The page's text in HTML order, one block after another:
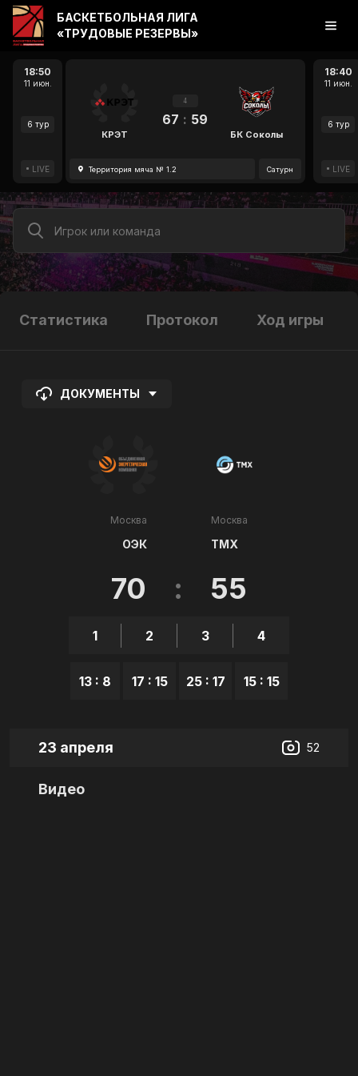
18:50
11 июн.
6 тур
LIVE
КРЭТ
4
67 : 59
БК Соколы
Территория мяча № 1.2 Сатурн
18:40
11 июн.
6 тур
LIVE
БАСКЕТБОЛЬНАЯ ЛИГА
«ТРУДОВЫЕ РЕЗЕРВЫ»
Статистика Протокол Ход игры
ДОКУМЕНТЫ
Москва
ОЭК
70 : 55
1
13 : 8
2
17 : 15
3
25 : 17
4
15 : 15
Москва
ТМХ
23 апреля 52
Видео